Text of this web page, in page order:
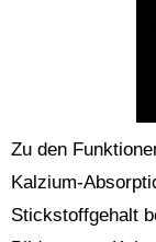
Zu den
Kalzium-
Stickstoffgehalt